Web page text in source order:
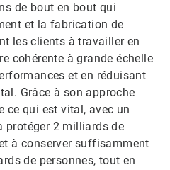
de bout en bout qui
et la fabrication de
les clients à travailler en
cohérente à grande échelle
et en réduisant
Grâce à son approche
ce qui est vital, avec un
protéger 2 milliards de
à conserver suffisamment
de personnes, tout en